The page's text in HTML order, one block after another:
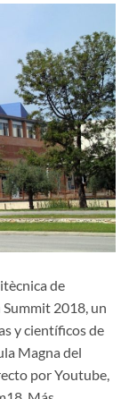
de
2018, un
y científicos de
Magna del
por Youtube,